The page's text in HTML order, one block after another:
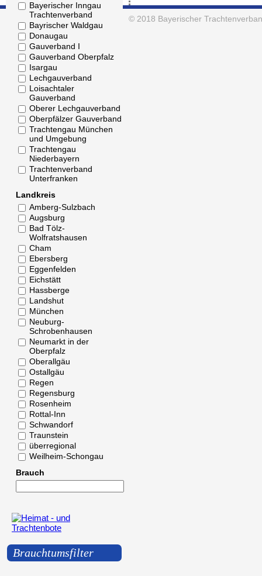
Bayerischer Inngau
Trachtenverband
Bayrischer Waldgau
Donaugau
Gauverband I
Gauverband Oberpfalz
Isargau
Lechgauverband
Loisachtaler
Gauverband
Oberer Lechgauverband
Oberpfälzer Gauverband
Trachtengau München
und Umgebung
Trachtengau
Niederbayern
Trachtenverband
Unterfranken
Landkreis
Amberg-Sulzbach
Augsburg
Bad Tölz-
Wolfratshausen
Cham
Ebersberg
Eggenfelden
Eichstätt
Hassberge
Landshut
München
Neuburg-
Schrobenhausen
Neumarkt in der
Oberpfalz
Oberallgäu
Ostallgäu
Regen
Regensburg
Rosenheim
Rottal-Inn
Schwandorf
Traunstein
überregional
Weilheim-Schongau
Brauch
Brauchtumsfilter
© 2018 Bayerischer